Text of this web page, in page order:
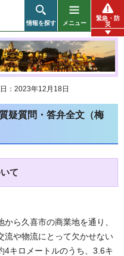
情報を探す メニュー
緊急・防
災
：2023年12月18日
疑質問・答弁全文（梅
て
ら久喜市の商業地を通り、
流や物流にとって欠かせない
4キロメートルのうち、3.6キ